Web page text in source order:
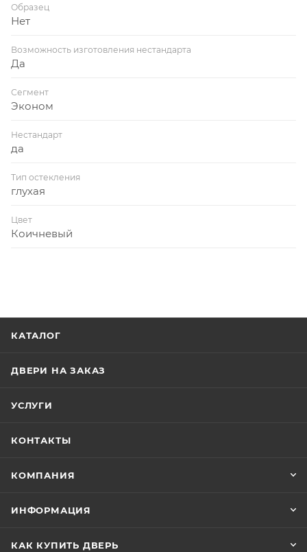
Образец
Нет
Возможность изготовления нестандарта
Да
Сегмент
Эконом
Нестандарт
да
Тип остекления
глухая
Цвет
Коичневый
КАТАЛОГ
ДВЕРИ НА ЗАКАЗ
УСЛУГИ
КОНТАКТЫ
КОМПАНИЯ
ИНФОРМАЦИЯ
КАК КУПИТЬ ДВЕРЬ